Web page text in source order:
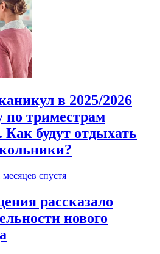
в 2025/2026
по триместрам
Как будут отдыхать
месяцев спустя
рассказало
нового